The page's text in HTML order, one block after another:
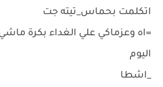
اتكلمت بحماس_تيته جت
=اه وعزماكي علي الغداء بكرة
اليوم
_اشطا